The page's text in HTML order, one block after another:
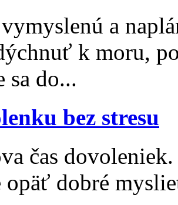
a
k moru,
sa do...
bez stresu
čas
opäť dobré